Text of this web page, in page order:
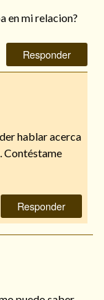
en mi relacion?
Responder
hablar acerca
Contéstame
Responder